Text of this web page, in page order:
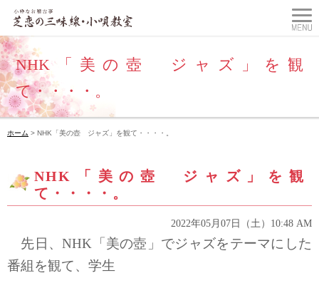
NHK「美の壺 ジャズ」を観
て・・・・。
ホーム > NHK「美の壺 ジャズ」を観て・・・・。
NHK「美の壺 ジャズ」を観
て・・・・。
2022年05月07日（土）10:48 AM
先日、NHK「美の壺」でジャズをテーマにした
番組を観て、 学生